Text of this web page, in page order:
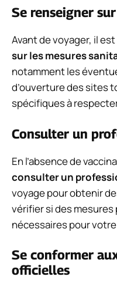
Se renseigner
Avant de voyager, il
sur les mesures
notamment les
d’ouverture des sites
spécifiques à
Consulter un
En l’absence de
consulter un
voyage pour obtenir
vérifier si des
nécessaires pour
Se conformer
officielles